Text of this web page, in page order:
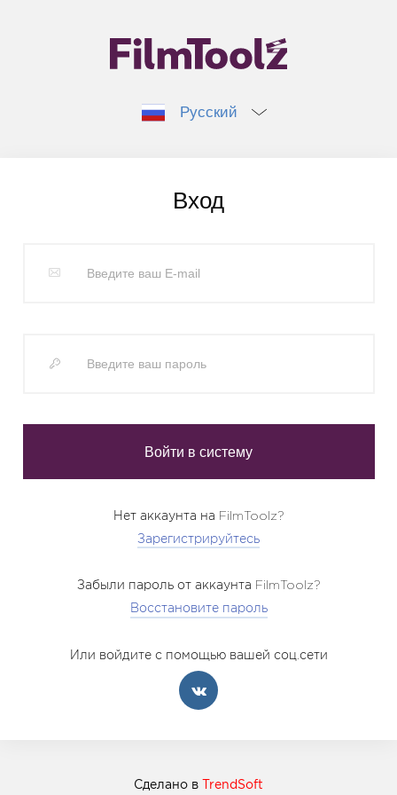
Русский
Вход
Нет аккаунта на FilmToolz?
Зарегистрируйтесь
Забыли пароль от аккаунта FilmToolz?
Восстановите пароль
Или войдите с помощью вашей соц.сети
Сделано в TrendSoft